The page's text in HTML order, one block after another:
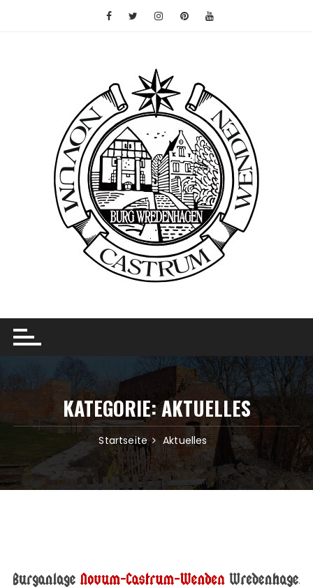
Zum Inhalt springen
KATEGORIE: AKTUELLES
Startseite Aktuelles